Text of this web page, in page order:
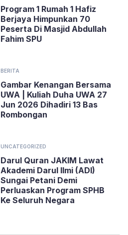
Program 1 Rumah 1 Hafiz
Berjaya Himpunkan 70
Peserta Di Masjid Abdullah
Fahim SPU
BERITA
Gambar Kenangan Bersama
UWA | Kuliah Duha UWA 27
Jun 2026 Dihadiri 13 Bas
Rombongan
UNCATEGORIZED
Darul Quran JAKIM Lawat
Akademi Darul Ilmi (ADI)
Sungai Petani Demi
Perluaskan Program SPHB
Ke Seluruh Negara